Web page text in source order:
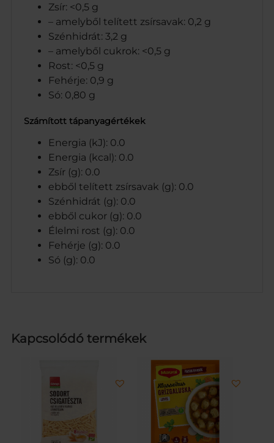
Zsír: <0,5 g
– amelyből telített zsírsavak: 0,2 g
Szénhidrát: 3,2 g
– amelyből cukrok: <0,5 g
Rost: <0,5 g
Fehérje: 0,9 g
Só: 0,80 g
Számított tápanyagértékek
Energia (kJ): 0.0
Energia (kcal): 0.0
Zsír (g): 0.0
ebből telített zsírsavak (g): 0.0
Szénhidrát (g): 0.0
ebből cukor (g): 0.0
Élelmi rost (g): 0.0
Fehérje (g): 0.0
Só (g): 0.0
Kapcsolódó termékek